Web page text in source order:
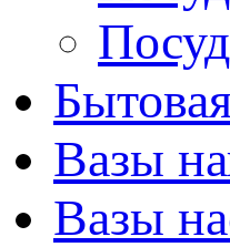
Вазы
Вазы